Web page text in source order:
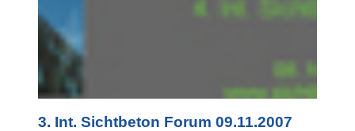
3. Int. Sichtbeton Forum 09.11.2007